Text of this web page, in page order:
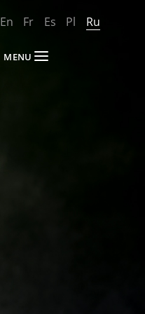
En Fr Es Pl Ru
MENU